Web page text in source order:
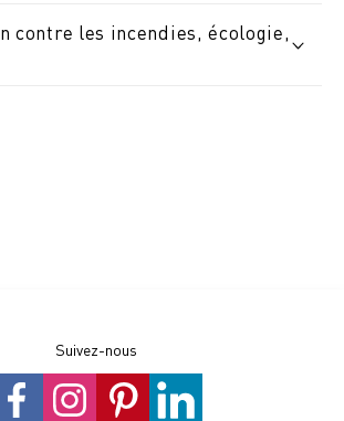
contre les incendies, écologie,
Suivez-nous